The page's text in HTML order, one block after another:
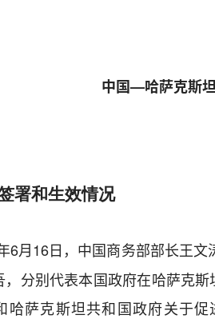
中国—哈萨克斯
署和生效情况
6月16日，中国商务部部长王文
，分别代表本国政府在哈萨克斯
哈萨克斯坦共和国政府关于